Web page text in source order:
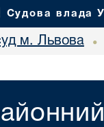
Судова влада
м. Львова •